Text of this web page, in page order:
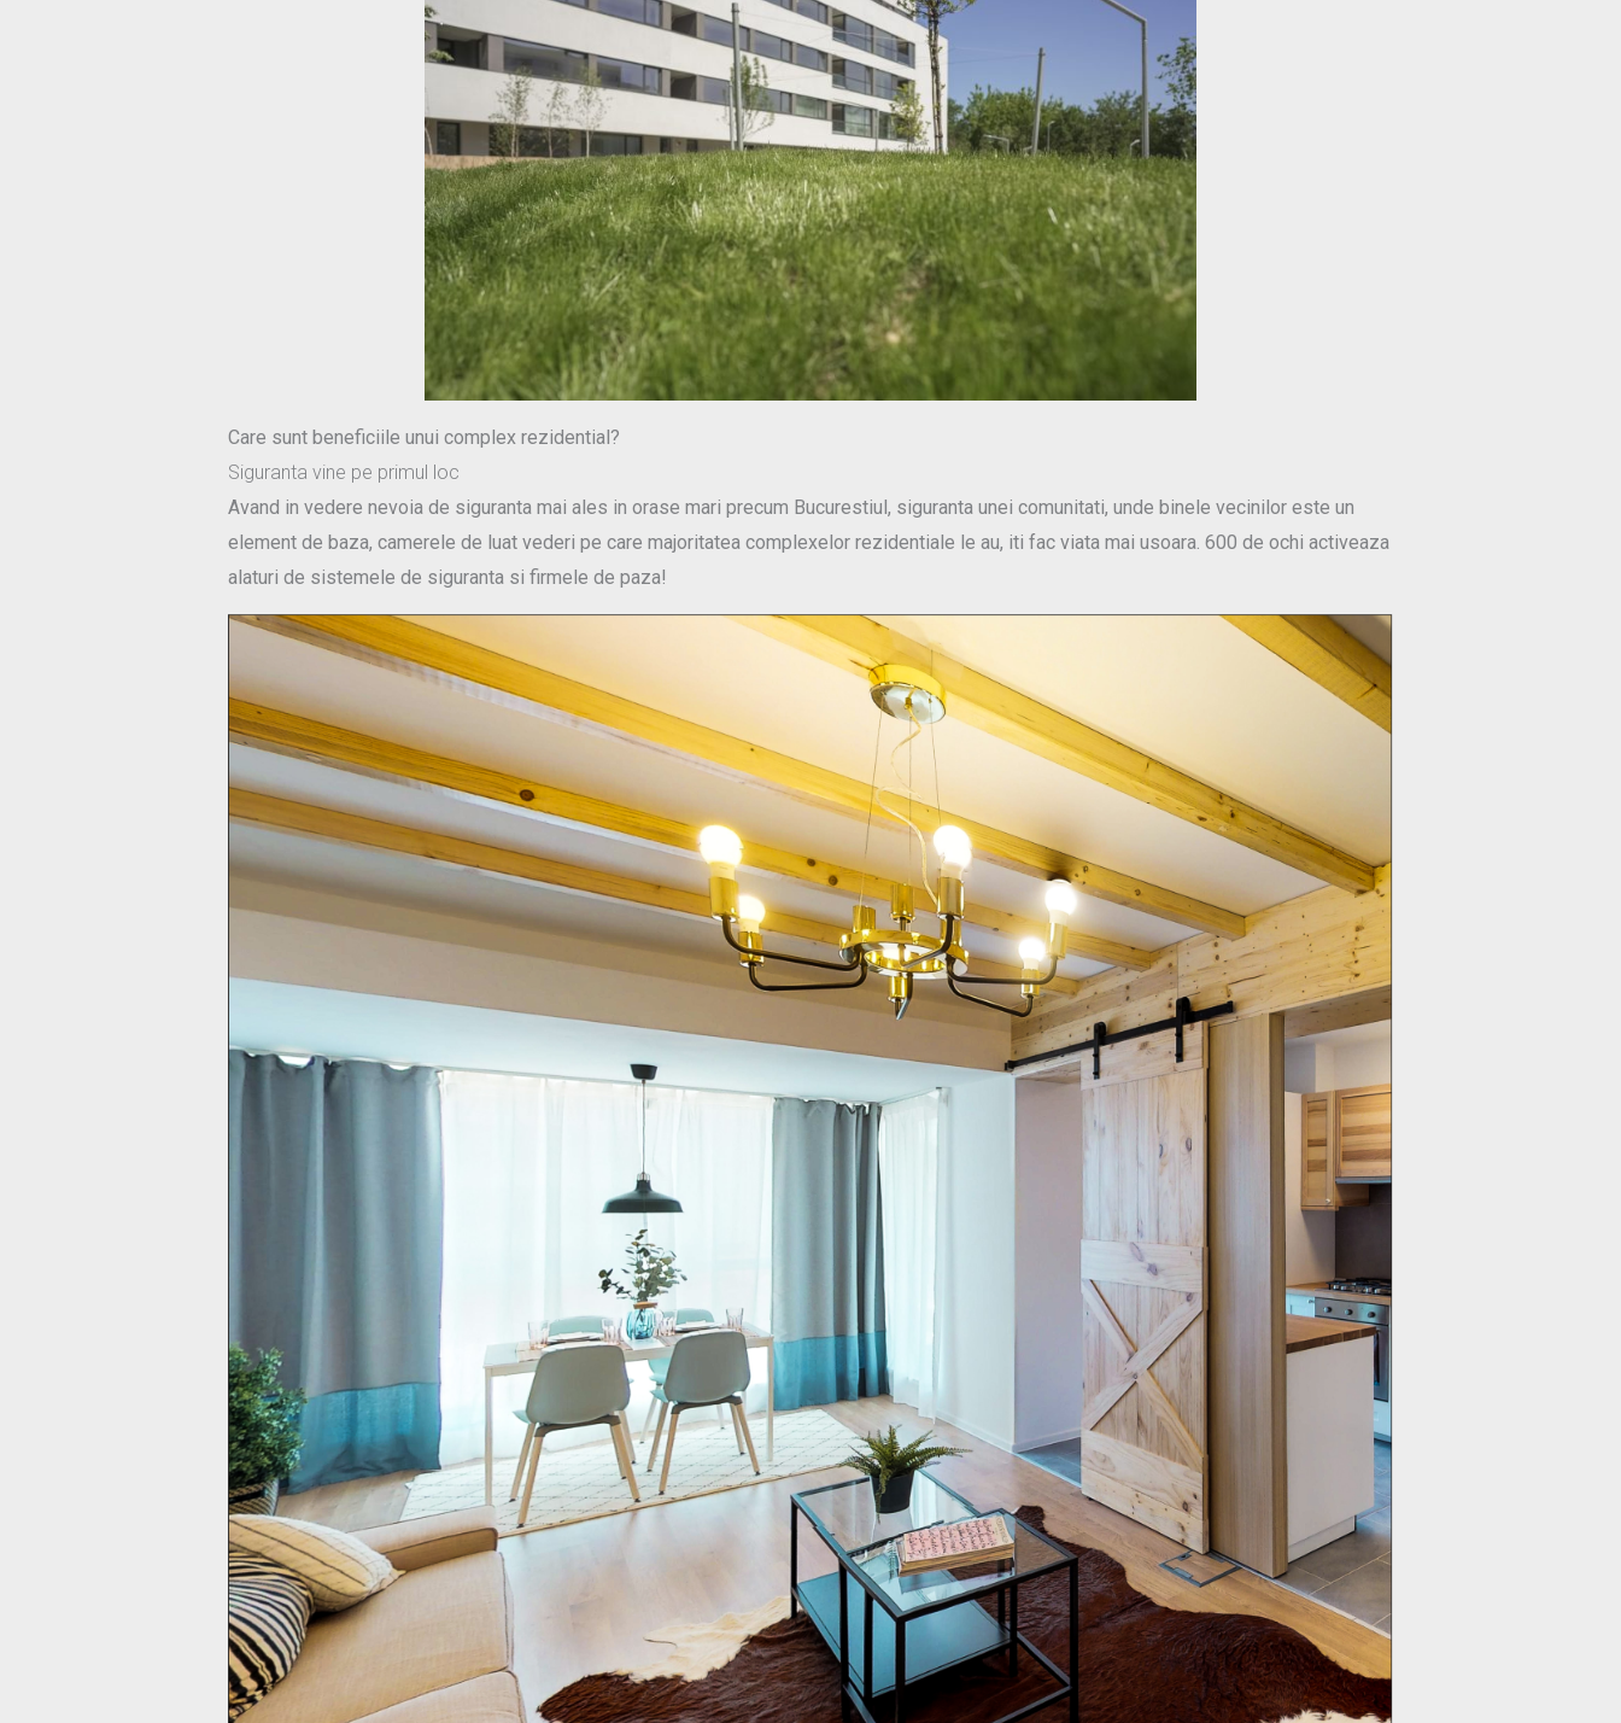
Care sunt beneficiile unui complex rezidential?
Siguranta vine pe primul loc
Avand in vedere nevoia de siguranta mai ales in orase mari precum Bucurestiul, siguranta unei comunitati, unde binele vecinilor este un
element de baza, camerele de luat vederi pe care majoritatea complexelor rezidentiale le au, iti fac viata mai usoara. 600 de ochi activeaza
alaturi de sistemele de siguranta si firmele de paza!